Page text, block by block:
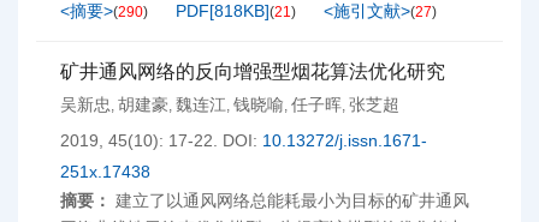
<摘要>(290) PDF[818KB](21) <施引文献>(27)
矿井通风网络的反向增强型烟花算法优化研究
吴新忠 , 胡建豪, 魏连江, 钱晓喻, 任子晖, 张芝超
2019, 45(10): 17-22.
DOI: 10.13272/j.issn.1671-
251x.17438
摘要： 建立了以通风网络总能耗最小为目标的矿井通风